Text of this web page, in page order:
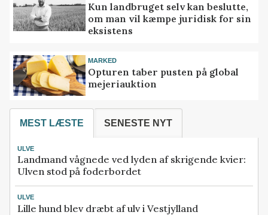
Kun landbruget selv kan beslutte,
om man vil kæmpe juridisk for sin
eksistens
MARKED
Opturen taber pusten på global
mejeriauktion
MEST LÆSTE SENESTE NYT
ULVE
Landmand vågnede ved lyden af skrigende kvier:
Ulven stod på foderbordet
ULVE
Lille hund blev dræbt af ulv i Vestjylland